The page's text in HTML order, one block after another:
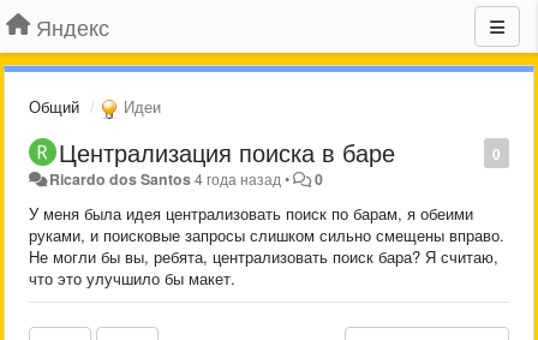
Яндекс
Общий Идеи
0
Централизация поиска в баре
Ricardo dos Santos4 года назад • 0
У меня была идея централизовать поиск по барам, я обеими
руками, и поисковые запросы слишком сильно смещены вправо.
Не могли бы вы, ребята, централизовать поиск бара? Я считаю,
что это улучшило бы макет.